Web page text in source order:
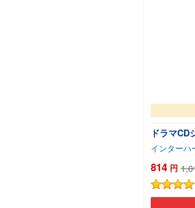
ドラマ
814 円